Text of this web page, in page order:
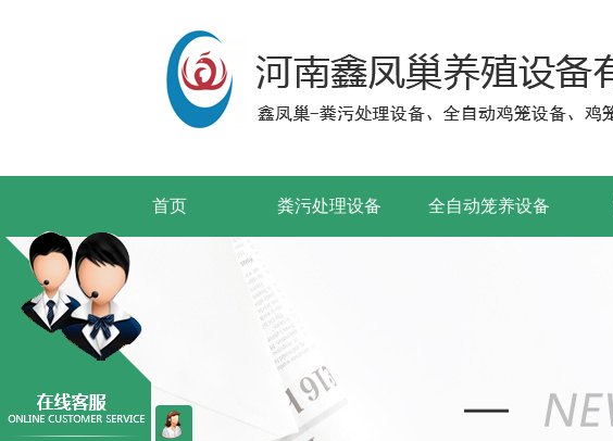
首页 粪污处理设备 全自动笼养设备